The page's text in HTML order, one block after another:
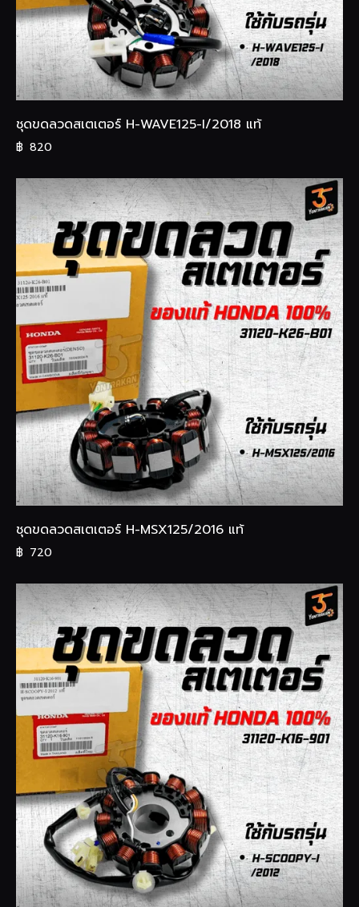
ชุดขดลวดสเตเตอร์ H-WAVE125-I/2018 แท้
฿ 820
ชุดขดลวดสเตเตอร์ H-MSX125/2016 แท้
฿ 720